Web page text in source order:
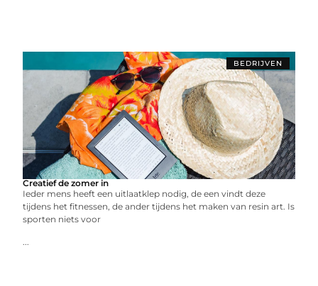
BEDRIJVEN
Creatief de zomer in
Ieder mens heeft een uitlaatklep nodig, de een vindt deze
tijdens het fitnessen, de ander tijdens het maken van resin art. Is
sporten niets voor
...